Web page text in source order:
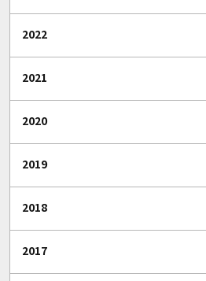
2022
2021
2020
2019
2018
2017